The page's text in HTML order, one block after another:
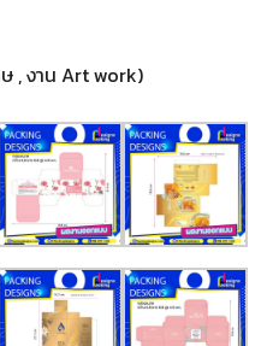
, งาน Art work)